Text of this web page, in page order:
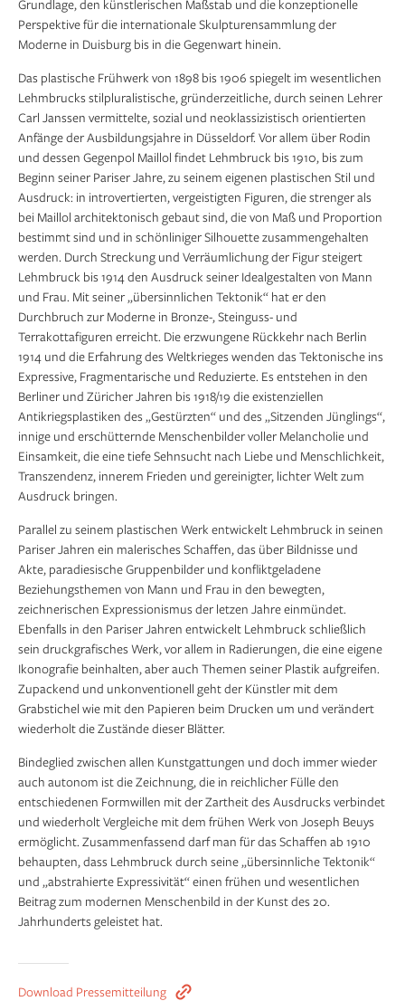
Grundlage, den künstlerischen Maßstab und die konzeptionelle
Perspektive für die internationale Skulpturensammlung der
Moderne in Duisburg bis in die Gegenwart hinein.
Das plastische Frühwerk von 1898 bis 1906 spiegelt im wesentlichen
Lehmbrucks stilpluralistische, gründerzeitliche, durch seinen Lehrer
Carl Janssen vermittelte, sozial und neoklassizistisch orientierten
Anfänge der Ausbildungsjahre in Düsseldorf. Vor allem über Rodin
und dessen Gegenpol Maillol findet Lehmbruck bis 1910, bis zum
Beginn seiner Pariser Jahre, zu seinem eigenen plastischen Stil und
Ausdruck: in introvertierten, vergeistigten Figuren, die strenger als
bei Maillol architektonisch gebaut sind, die von Maß und Proportion
bestimmt sind und in schönliniger Silhouette zusammengehalten
werden. Durch Streckung und Verräumlichung der Figur steigert
Lehmbruck bis 1914 den Ausdruck seiner Idealgestalten von Mann
und Frau. Mit seiner „übersinnlichen Tektonik“ hat er den
Durchbruch zur Moderne in Bronze-, Steinguss- und
Terrakottafiguren erreicht. Die erzwungene Rückkehr nach Berlin
1914 und die Erfahrung des Weltkrieges wenden das Tektonische ins
Expressive, Fragmentarische und Reduzierte. Es entstehen in den
Berliner und Züricher Jahren bis 1918/19 die existenziellen
Antikriegsplastiken des „Gestürzten“ und des „Sitzenden Jünglings“,
innige und erschütternde Menschenbilder voller Melancholie und
Einsamkeit, die eine tiefe Sehnsucht nach Liebe und Menschlichkeit,
Transzendenz, innerem Frieden und gereinigter, lichter Welt zum
Ausdruck bringen.
Parallel zu seinem plastischen Werk entwickelt Lehmbruck in seinen
Pariser Jahren ein malerisches Schaffen, das über Bildnisse und
Akte, paradiesische Gruppenbilder und konfliktgeladene
Beziehungsthemen von Mann und Frau in den bewegten,
zeichnerischen Expressionismus der letzen Jahre einmündet.
Ebenfalls in den Pariser Jahren entwickelt Lehmbruck schließlich
sein druckgrafisches Werk, vor allem in Radierungen, die eine eigene
Ikonografie beinhalten, aber auch Themen seiner Plastik aufgreifen.
Zupackend und unkonventionell geht der Künstler mit dem
Grabstichel wie mit den Papieren beim Drucken um und verändert
wiederholt die Zustände dieser Blätter.
Bindeglied zwischen allen Kunstgattungen und doch immer wieder
auch autonom ist die Zeichnung, die in reichlicher Fülle den
entschiedenen Formwillen mit der Zartheit des Ausdrucks verbindet
und wiederholt Vergleiche mit dem frühen Werk von Joseph Beuys
ermöglicht. Zusammenfassend darf man für das Schaffen ab 1910
behaupten, dass Lehmbruck durch seine „übersinnliche Tektonik“
und „abstrahierte Expressivität“ einen frühen und wesentlichen
Beitrag zum modernen Menschenbild in der Kunst des 20.
Jahrhunderts geleistet hat.
Download Pressemitteilung